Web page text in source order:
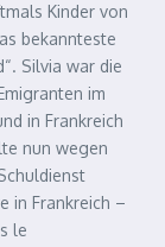
Kinder von
bekannteste
Silvia war die
im
in Frankreich
nun wegen
in Frankreich –
le